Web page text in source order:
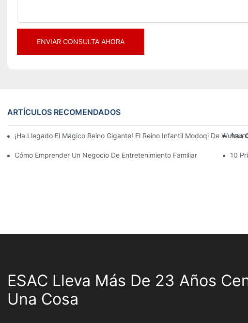
ENVIAR CONSULTA AHORA
ARTÍCULOS RECOMENDADOS
¡Ha Llegado El Mágico Reino Gigante! El Reino Infantil Modoqi De
Cómo Emprender Un Negocio De Entretenimiento Familiar 10
ESAC Lleva Más De 23 Años
Una Cosa